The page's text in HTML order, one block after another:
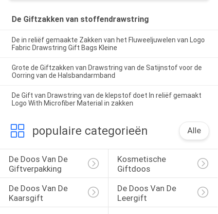
De Giftzakken van stoffendrawstring
De in reliëf gemaakte Zakken van het Fluweeljuwelen van Logo
Fabric Drawstring Gift Bags Kleine
Grote de Giftzakken van Drawstring van de Satijnstof voor de
Oorring van de Halsbandarmband
De Gift van Drawstring van de klepstof doet In reliëf gemaakt
Logo With Microfiber Material in zakken
populaire categorieën Alle
De Doos Van De
Giftverpakking
Kosmetische
Giftdoos
De Doos Van De
Kaarsgift
De Doos Van De
Leergift